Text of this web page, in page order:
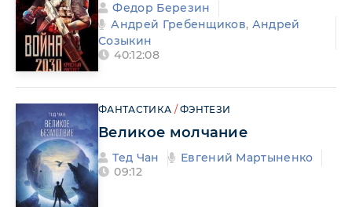
Федор Березин
Андрей Гребенщиков, Андрей
Созыкин
40:12:08
ФАНТАСТИКА /ФЭНТЕЗИ
Великое молчание
Тед Чан
Евгений Мартыненко
09:12